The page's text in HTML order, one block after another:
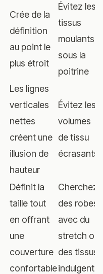
Crée de la
définition
au point le
plus étroit
Évitez les
tissus
moulants
sous la
poitrine
Les lignes
verticales
nettes
créent une
illusion de
hauteur
Évitez les
volumes
de tissu
écrasants
Définit la
taille tout
en offrant
une
couverture
confortable
Cherchez
des robes
avec du
stretch ou
des tissus
indulgents